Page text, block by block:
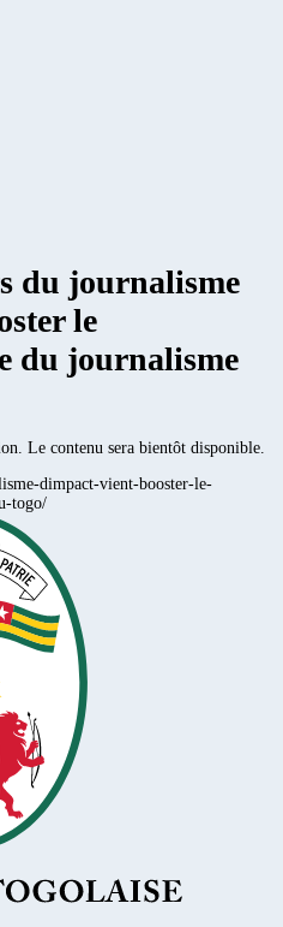
du journalisme
le
du journalisme
Le contenu sera bientôt disponible.
dimpact-vient-booster-le-
togo/